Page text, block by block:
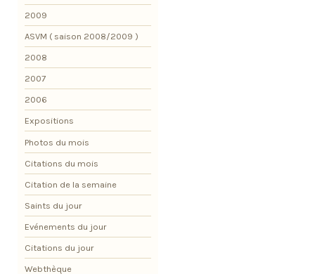
2009
ASVM ( saison 2008/2009 )
2008
2007
2006
Expositions
Photos du mois
Citations du mois
Citation de la semaine
Saints du jour
Evénements du jour
Citations du jour
Webthèque